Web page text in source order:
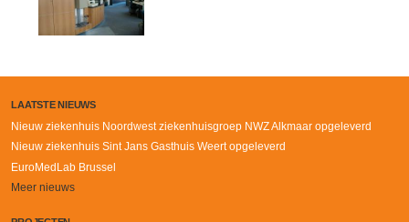
LAATSTE NIEUWS
Nieuw ziekenhuis Noordwest ziekenhuisgroep NWZ Alkmaar opgeleverd
Nieuw ziekenhuis Sint Jans Gasthuis Weert opgeleverd
EuroMedLab Brussel
Meer nieuws